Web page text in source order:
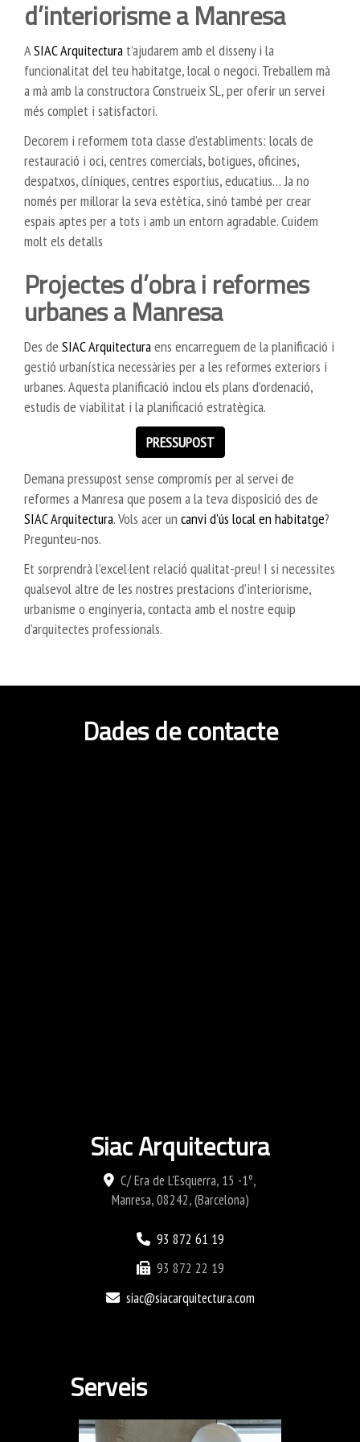
d’interiorisme a Manresa
ASIAC Arquitectura t’ajudarem amb el disseny i la
funcionalitat del teu habitatge, local o negoci. Treballem mà
a mà amb la constructora Construeix SL, per oferir un servei
més complet i satisfactori.
Decorem i reformem tota classe d’establiments: locals de
restauració i oci, centres comercials, botigues, oficines,
despatxos, clíniques, centres esportius, educatius… Ja no
només per millorar la seva estètica, sinó també per crear
espais aptes per a tots i amb un entorn agradable. Cuidem
molt els detalls
Projectes d’obra i reformes
urbanes a Manresa
Des de SIAC Arquitecturaens encarreguem de la planificació i
gestió urbanística necessàries per a les reformes exteriors i
urbanes. Aquesta planificació inclou els plans d’ordenació,
estudis de viabilitat i la planificació estratègica.
PRESSUPOST
Demana pressupost sense compromís per al servei de
reformes a Manresa que posem a la teva disposició des de
SIAC Arquitectura. Vols acer un canvi d'ús local en habitatge?
Pregunteu-nos.
Et sorprendrà l’excel·lent relació qualitat-preu! I si necessites
qualsevol altre de les nostres prestacions d’interiorisme,
urbanisme o enginyeria, contacta amb el nostre equip
d’arquitectes professionals.
Dades de contacte
Siac Arquitectura
C/ Era de L'Esquerra, 15 -1º,
Manresa,08242,(Barcelona)
93 872 61 19
93 872 22 19
siac
siacarquitectura.com
Serveis